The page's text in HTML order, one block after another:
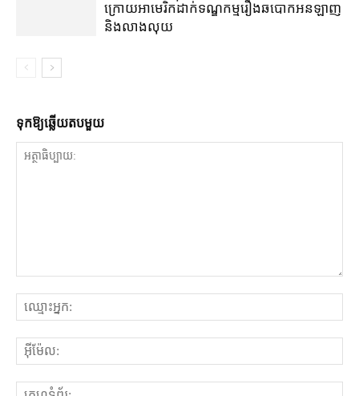
ក្រោយ​អាមេរិក​ដាក់​ទណ្ឌកម្ម​​រឿង​ឆបោក​អនឡាញ
និង​លាងលុយ
ទុក​ឱ្យ​ឆ្លើយ​តប​មួយ